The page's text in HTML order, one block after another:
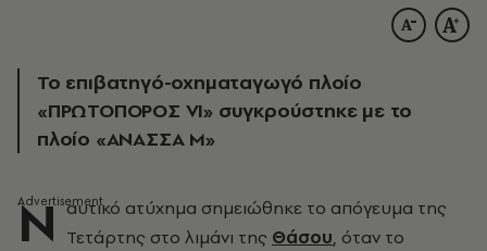
Το επιβατηγό-οχηματαγωγό πλοίο
«ΠΡΩΤΟΠΟΡΟΣ VI» συγκρούστηκε με το
πλοίο «ΑΝΑΣΣΑ Μ»
Ν αυτικό ατύχημα σημειώθηκε το απόγευμα της
Τετάρτης στο λιμάνι της Θάσου, όταν το